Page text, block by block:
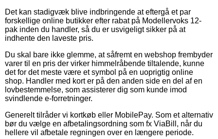
Det kan stadigvæk blive indbringende at eftergå et par
forskellige online butikker efter rabat på Modellervoks 12-
pak inden du handler, så du er usvigeligt sikker på at
indhente den laveste pris.
Du skal bare ikke glemme, at såfremt en webshop frembyder
varer til en pris der virker himmelråbende tiltalende, kunne
det for det meste være et symbol på en uoprigtig online
shop. Handler med kort er på den anden side en del af en
lovbestemmelse, som assisterer dig som kunde imod
svindlende e-forretninger.
Generelt tilråder vi kortkøb eller MobilePay. Som et alternativ
bør du vælge en afbetalingsordning som fx ViaBill, når du
hellere vil afbetale regningen over en længere periode.